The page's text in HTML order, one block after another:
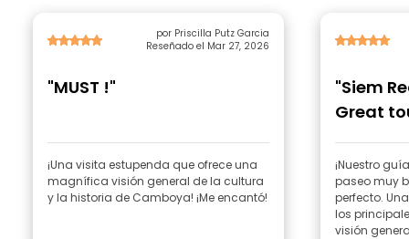
por Priscilla Putz Garcia
Reseñado el Mar 27, 2026
"MUST !"
¡Una visita estupenda que ofrece una
magnífica visión general de la cultura
y la historia de Camboya! ¡Me encantó!
"Siem
Great
¡Nuestro
paseo muy
perfecto.
los
visión